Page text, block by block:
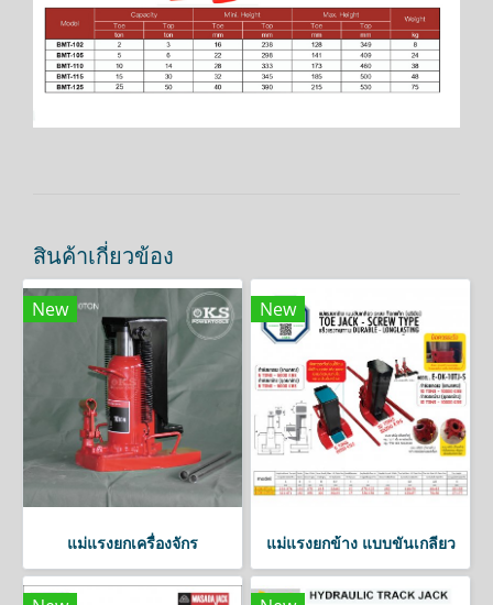
สินค้าเกี่ยวข้อง
New
แม่แรงยกเครื่องจักร
New
แม่แรงยกข้าง แบบขันเกลียว